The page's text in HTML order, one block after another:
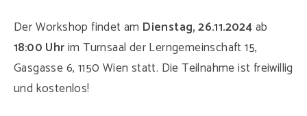
Der Workshop findet am Dienstag, 26.11.2024ab
18:00 Uhrim Turnsaal der Lerngemeinschaft 15,
Gasgasse 6, 1150 Wien statt. Die Teilnahme ist freiwillig
und kostenlos!